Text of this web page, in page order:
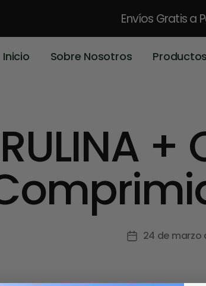
Envíos Gratisa
Inicio Sobre Nosotros Productos
+
24 de marzo